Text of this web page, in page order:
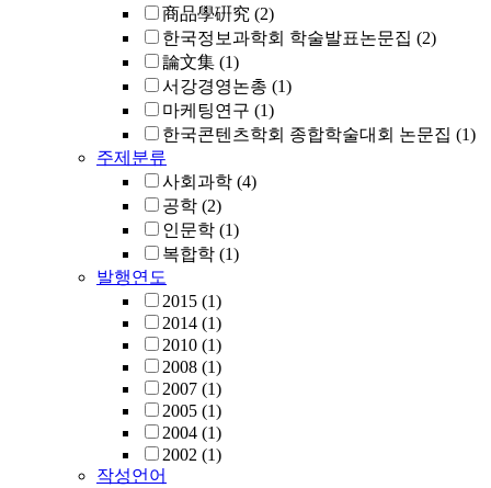
商品學硏究 (2)
한국정보과학회 학술발표논문집 (2)
論文集 (1)
서강경영논총 (1)
마케팅연구 (1)
한국콘텐츠학회 종합학술대회 논문집 (1)
주제분류
사회과학 (4)
공학 (2)
인문학 (1)
복합학 (1)
발행연도
2015 (1)
2014 (1)
2010 (1)
2008 (1)
2007 (1)
2005 (1)
2004 (1)
2002 (1)
작성언어